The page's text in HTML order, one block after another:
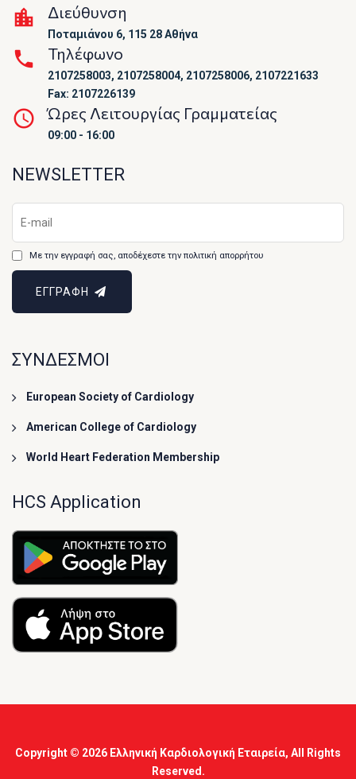
Διεύθυνση
Ποταμιάνου 6, 115 28 Αθήνα
Τηλέφωνο
2107258003, 2107258004, 2107258006, 2107221633
Fax: 2107226139
Ώρες Λειτουργίας Γραμματείας
09:00 - 16:00
NEWSLETTER
Με την εγγραφή σας, αποδέχεστε την πολιτική απορρήτου
ΕΓΓΡΑΦΗ
ΣΥΝΔΕΣΜΟΙ
European Society of Cardiology
American College of Cardiology
World Heart Federation Membership
HCS Application
Copyright © 2026 Ελληνική Καρδιολογική Εταιρεία, All Rights
Reserved.